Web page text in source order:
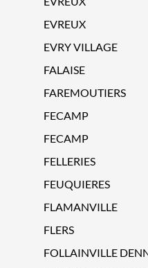
EVREUX
EVRY VILLAGE
FALAISE
FAREMOUTIERS
FECAMP
FECAMP
FELLERIES
FEUQUIERES
FLAMANVILLE
FLERS
FOLLAINVILLE